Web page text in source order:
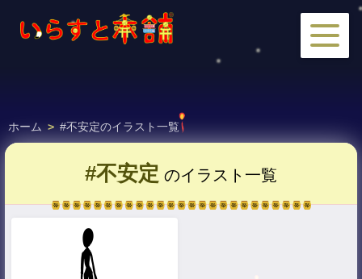
ホーム > #不安定のイラスト一覧
#不安定 のイラスト一覧